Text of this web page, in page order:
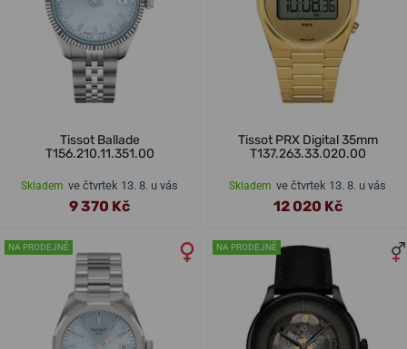
Tissot Ballade
T156.210.11.351.00
Skladem ve čtvrtek 13. 8. u vás
9 370 Kč
Tissot PRX Digital 35mm
T137.263.33.020.00
Skladem ve čtvrtek 13. 8. u vás
12 020 Kč
NA PRODEJNĚ NA PRODEJNĚ